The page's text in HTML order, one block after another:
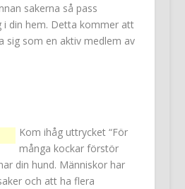
sakerna så pass
i din hem. Detta kommer att
sig som en aktiv medlem av
Kom ihåg uttrycket “För
många kockar förstör
din hund. Människor har
och att ha flera